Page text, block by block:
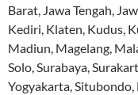
Barat, Jawa Tengah,
Kediri, Klaten, Kudus,
Madiun, Magelang,
Solo, Surabaya,
Yogyakarta, Situbondo,